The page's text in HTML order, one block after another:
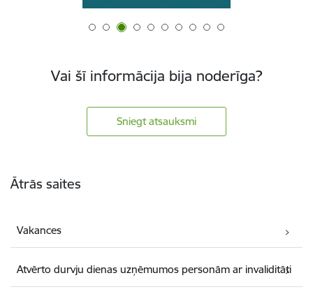
Vai šī informācija bija noderīga?
Sniegt atsauksmi
Ātrās saites
Vakances
Atvērto durvju dienas uzņēmumos personām ar invaliditāti